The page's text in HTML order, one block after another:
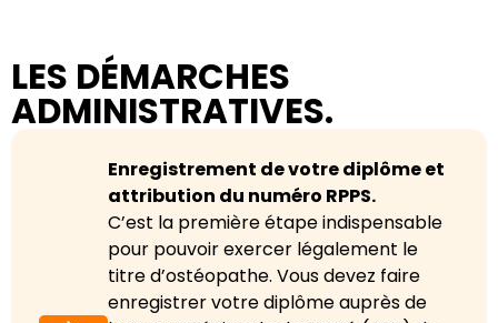
LES DÉMARCHES
ADMINISTRATIVES.
Enregistrement de votre diplôme et
attribution du numéro RPPS.
C’est la première étape indispensable
pour pouvoir exercer légalement le
titre d’ostéopathe. Vous devez faire
enregistrer votre diplôme auprès de